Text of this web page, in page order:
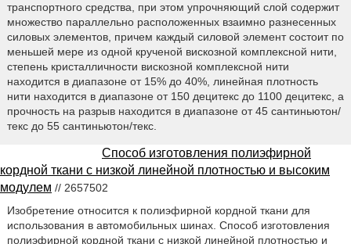
транспортного средства, при этом упрочняющий слой содержит
множество параллельно расположенных взаимно разнесенных
силовых элементов, причем каждый силовой элемент состоит по
меньшей мере из одной крученой вискозной комплексной нити,
степень кристалличности вискозной комплексной нити
находится в диапазоне от 15% до 40%, линейная плотность
нити находится в диапазоне от 150 децитекс до 1100 децитекс, а
прочность на разрыв находится в диапазоне от 45 сантиньютон/
текс до 55 сантиньютон/текс.
Способ изготовления полиэфирной
кордной ткани с низкой линейной плотностью и высоким
модулем // 2657502
Изобретение относится к полиэфирной кордной ткани для
использования в автомобильных шинах. Способ изготовления
полиэфирной кордной ткани с низкой линейной плотностью и